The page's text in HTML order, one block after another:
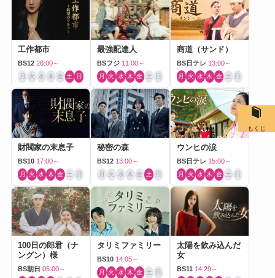
工作都市
BS12 26:00～
月 火 水 木 金 土 日
最強配達人
BSフジ 11:00～
月 火 水 木 金 土 日
商道（サンド）
BS日テレ 13:00～
月 火 水 木 金 土 日
財閥家の末息子
BS10 17:00～
月 火 水 木 金 土 日
秘密の森
BS12 13:00～
月 火 水 木 金 土 日
ウンヒの涙
BS日テレ 15:00～
月 火 水 木 金 土 日
100日の郎君（ナ
ングン）様
BS朝日 05:00～
タリミファミリー
BS10 14:05～
月 火 水 木 金 土 日
太陽を飲み込んだ
女
BS11 14:29～
もくじ